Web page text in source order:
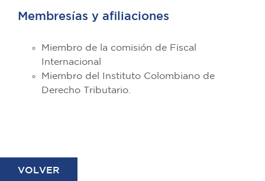
Membresías y afiliaciones
Miembro de la comisión de Fiscal
Internacional
Miembro del Instituto Colombiano de
Derecho Tributario.
VOLVER